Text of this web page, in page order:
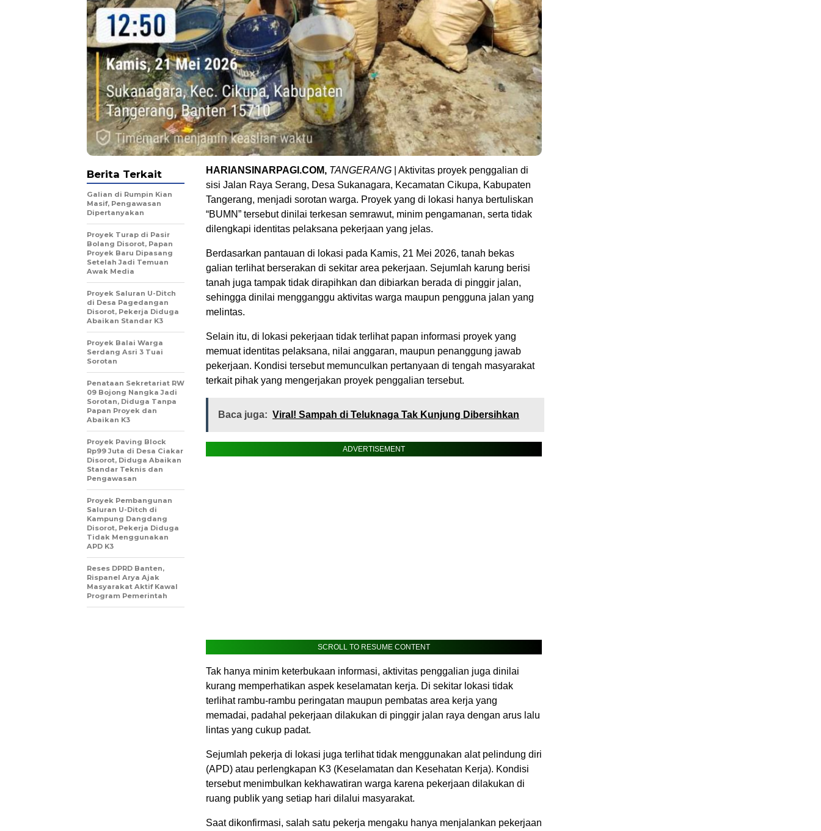
HARIANSINARPAGI.COM, TANGERANG | Aktivitas proyek penggalian di
sisi Jalan Raya Serang, Desa Sukanagara, Kecamatan Cikupa, Kabupaten
Tangerang, menjadi sorotan warga. Proyek yang di lokasi hanya bertuliskan
“BUMN” tersebut dinilai terkesan semrawut, minim pengamanan, serta tidak
dilengkapi identitas pelaksana pekerjaan yang jelas.
Berdasarkan pantauan di lokasi pada Kamis, 21 Mei 2026, tanah bekas
galian terlihat berserakan di sekitar area pekerjaan. Sejumlah karung berisi
tanah juga tampak tidak dirapihkan dan dibiarkan berada di pinggir jalan,
sehingga dinilai mengganggu aktivitas warga maupun pengguna jalan yang
melintas.
Selain itu, di lokasi pekerjaan tidak terlihat papan informasi proyek yang
memuat identitas pelaksana, nilai anggaran, maupun penanggung jawab
pekerjaan. Kondisi tersebut memunculkan pertanyaan di tengah masyarakat
terkait pihak yang mengerjakan proyek penggalian tersebut.
Baca juga: Viral! Sampah di Teluknaga Tak Kunjung Dibersihkan
ADVERTISEMENT
SCROLL TO RESUME CONTENT
Tak hanya minim keterbukaan informasi, aktivitas penggalian juga dinilai
kurang memperhatikan aspek keselamatan kerja. Di sekitar lokasi tidak
terlihat rambu-rambu peringatan maupun pembatas area kerja yang
memadai, padahal pekerjaan dilakukan di pinggir jalan raya dengan arus lalu
lintas yang cukup padat.
Sejumlah pekerja di lokasi juga terlihat tidak menggunakan alat pelindung diri
(APD) atau perlengkapan K3 (Keselamatan dan Kesehatan Kerja). Kondisi
tersebut menimbulkan kekhawatiran warga karena pekerjaan dilakukan di
ruang publik yang setiap hari dilalui masyarakat.
Saat dikonfirmasi, salah satu pekerja mengaku hanya menjalankan pekerjaan
Berita Terkait
Galian di Rumpin Kian
Masif, Pengawasan
Dipertanyakan
Proyek Turap di Pasir
Bolang Disorot, Papan
Proyek Baru Dipasang
Setelah Jadi Temuan
Awak Media
Proyek Saluran U-Ditch
di Desa Pagedangan
Disorot, Pekerja Diduga
Abaikan Standar K3
Proyek Balai Warga
Serdang Asri 3 Tuai
Sorotan
Penataan Sekretariat RW
09 Bojong Nangka Jadi
Sorotan, Diduga Tanpa
Papan Proyek dan
Abaikan K3
Proyek Paving Block
Rp99 Juta di Desa Ciakar
Disorot, Diduga Abaikan
Standar Teknis dan
Pengawasan
Proyek Pembangunan
Saluran U-Ditch di
Kampung Dangdang
Disorot, Pekerja Diduga
Tidak Menggunakan
APD K3
Reses DPRD Banten,
Rispanel Arya Ajak
Masyarakat Aktif Kawal
Program Pemerintah